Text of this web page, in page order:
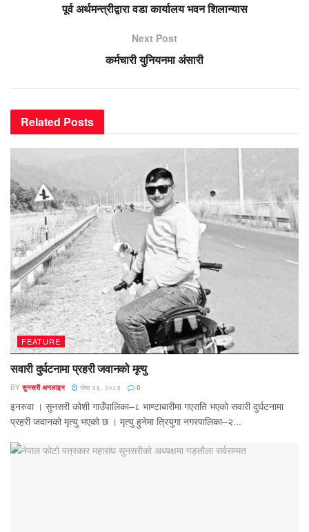
पूर्व अर्थमन्त्रीद्वारा वडा कार्यालय भवन शिलान्यास
Next Post
कर्मचारी युनियनमा अंसारी
Related Posts
FEATURE
सवारी दुर्घटनामा प्रहरी जवानको मृत्यु
BY सुनसरी अनलाइन जेष्ठ २३, २०८३ 0
इनरुवा । सुनसरी कोशी गाउँपालिका–८ भाण्टाबारीमा गएराति भएको सवारी दुर्घटनामा
प्रहरी जवानको मृत्यु भएको छ । मृत्यु हुनेमा त्रियुगा नगरपालिका–२...